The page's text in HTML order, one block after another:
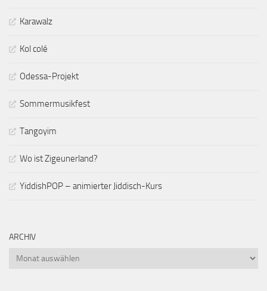
Karawalz
Kol colé
Odessa-Projekt
Sommermusikfest
Tangoyim
Wo ist Zigeunerland?
YiddishPOP – animierter Jiddisch-Kurs
ARCHIV
Archiv